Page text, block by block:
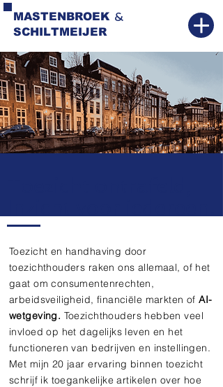
MASTENBROEK
SCHILTMEIJER
&
Toezicht en handhaving door
toezichthouders raken ons allemaal, of het
gaat om consumentenrechten,
arbeidsveiligheid, financiële markten ofAI-
wetgeving. Toezichthouders hebben veel
invloed op het dagelijks leven en het
functioneren van bedrijven en instellingen.
Met mijn 20 jaar ervaring binnen toezicht
schrijf ik toegankelijke artikelen over hoe